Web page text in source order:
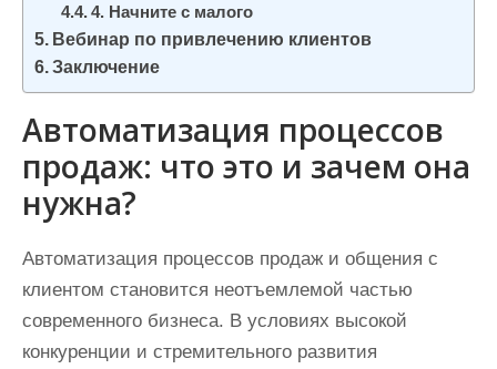
4. Начните с малого
Вебинар по привлечению клиентов
Заключение
Автоматизация процессов
продаж: что это и зачем она
нужна?
Автоматизация процессов продаж и общения с
клиентом становится неотъемлемой частью
современного бизнеса. В условиях высокой
конкуренции и стремительного развития